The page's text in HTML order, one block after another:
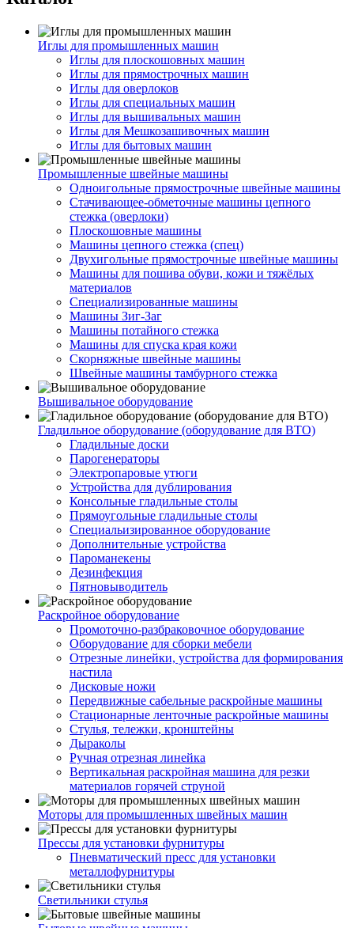
Иглы для промышленных машин
Иглы для плоскошовных машин
Иглы для прямострочных машин
Иглы для оверлоков
Иглы для специальных машин
Иглы для вышивальных машин
Иглы для Мешкозашивочных машин
Иглы для бытовых машин
Промышленные швейные машины
Одноигольные прямострочные швейные машины
Стачивающее-обметочные машины цепного
стежка (оверлоки)
Плоскошовные машины
Машины цепного стежка (спец)
Двухигольные прямострочные швейные машины
Машины для пошива обуви, кожи и тяжёлых
материалов
Специализированные машины
Машины Зиг-Заг
Машины потайного стежка
Машины для спуска края кожи
Скорняжные швейные машины
Швейные машины тамбурного стежка
Вышивальное оборудование
Гладильное оборудование (оборудование для ВТО)
Гладильные доски
Парогенераторы
Электропаровые утюги
Устройства для дублирования
Консольные гладильные столы
Прямоугольные гладильные столы
Специальизированное оборудование
Дополнительные устройства
Пароманекены
Дезинфекция
Пятновыводитель
Раскройное оборудование
Промоточно-разбраковочное оборудование
Оборудование для сборки мебели
Отрезные линейки, устройства для формирования
настила
Дисковые ножи
Передвижные сабельные раскройные машины
Стационарные ленточные раскройные машины
Стулья, тележки, кронштейны
Дыраколы
Ручная отрезная линейка
Вертикальная раскройная машина для резки
материалов горячей струной
Моторы для промышленных швейных машин
Прессы для установки фурнитуры
Пневматический пресс для установки
металлофурнитуры
Светильники стулья